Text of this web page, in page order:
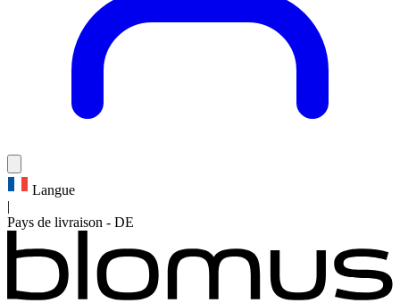
Langue
|
Pays de livraison - DE